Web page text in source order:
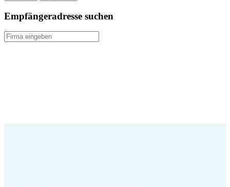
Empfängeradresse suchen